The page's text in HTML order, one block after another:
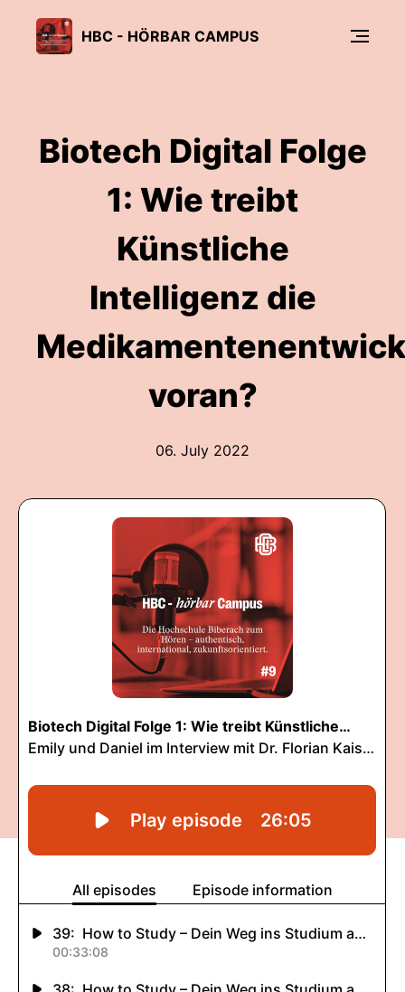
HBC - HÖRBAR CAMPUS
Biotech Digital Folge
1: Wie treibt
Künstliche
Intelligenz die
voran?
06. July 2022